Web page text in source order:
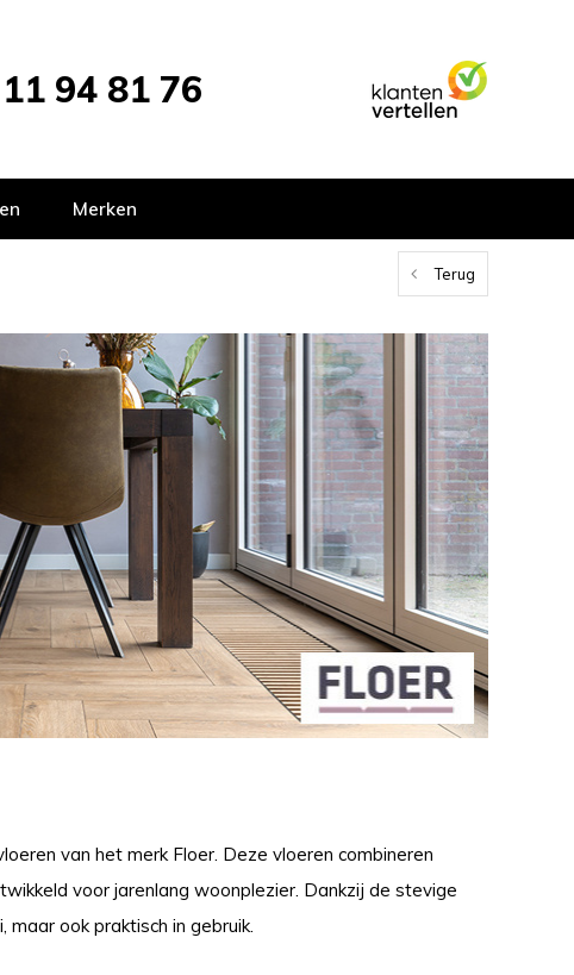
94 81 76
Merken
Terug
van het merk Floer. Deze vloeren combineren
voor jarenlang woonplezier. Dankzij de stevige
ook praktisch in gebruik.